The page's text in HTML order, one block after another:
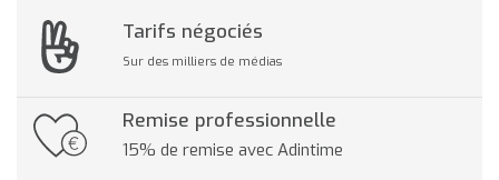
Tarifs négociés
Sur des milliers de médias
Remise professionnelle
15% de remise avec Adintime